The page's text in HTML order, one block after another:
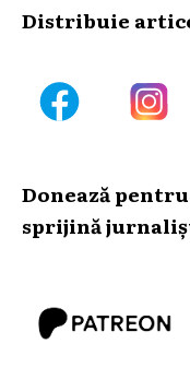
Distribuie
Donează
sprijină